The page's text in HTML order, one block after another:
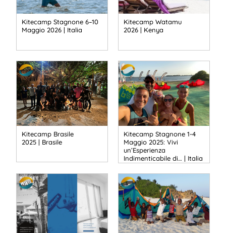
Kitecamp Stagnone 6–10
Maggio 2026 | Italia
Kitecamp Watamu
2026 | Kenya
Kitecamp Brasile
2025 | Brasile
Kitecamp Stagnone 1-4
Maggio 2025: Vivi
un’Esperienza
Indimenticabile di… | Italia